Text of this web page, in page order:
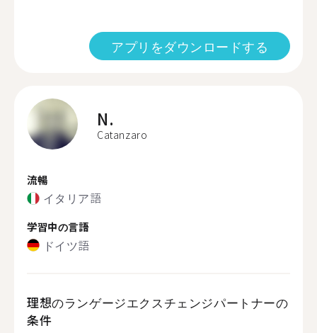
アプリをダウンロードする
N.
Catanzaro
流暢
イタリア語
学習中の言語
ドイツ語
理想のランゲージエクスチェンジパートナーの
条件